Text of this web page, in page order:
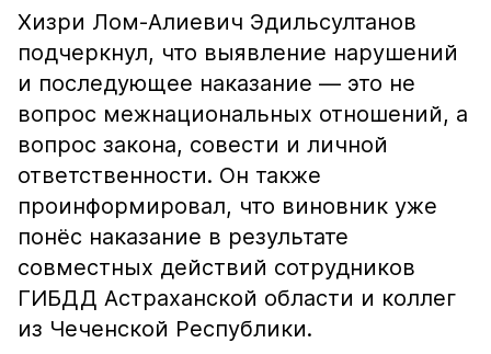
Хизри Лом-Алиевич Эдильсултанов
подчеркнул, что выявление нарушений
и последующее наказание — это не
вопрос межнациональных отношений, а
вопрос закона, совести и личной
ответственности. Он также
проинформировал, что виновник уже
понёс наказание в результате
совместных действий сотрудников
ГИБДД Астраханской области и коллег
из Чеченской Республики.